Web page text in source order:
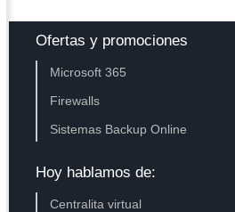
Ofertas y promociones
Microsoft 365
Firewalls
Sistemas Backup Online
Hoy hablamos de:
Centralita virtual